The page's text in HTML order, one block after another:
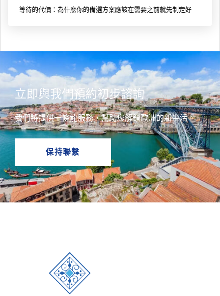
等待的代價：為什麼你的備選方案應該在需要之前就先制定好
立即與我們預約初步諮詢
我們將提供一條龍服務，幫助您解鎖歐洲的新生活。
保持聯繫